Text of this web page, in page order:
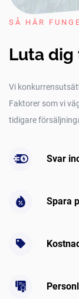
SÅ HÄR
Luta
Vi
Faktorer som vi
tidigare
Svar
Spara